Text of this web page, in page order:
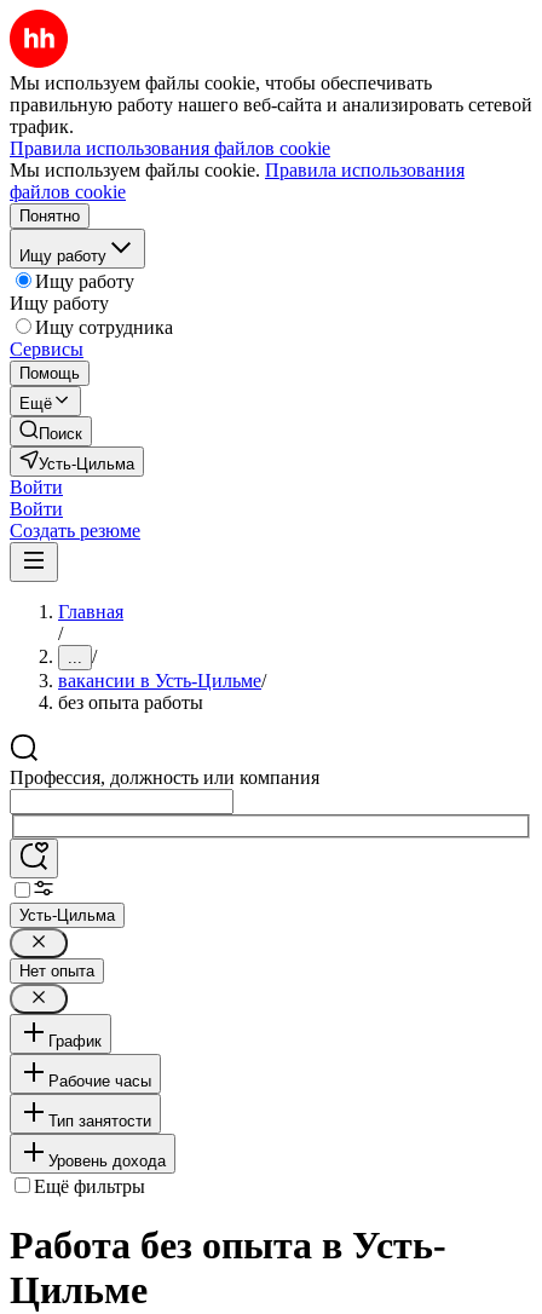
Мы используем файлы cookie, чтобы обеспечивать
правильную работу нашего веб-сайта и анализировать сетевой
трафик.
Правила использования файлов cookie
Мы используем файлы cookie. Правила использования
файлов cookie
Понятно
Ищу работу
Ищу работу
Ищу работу
Ищу сотрудника
Сервисы
Помощь
Ещё
Поиск
Усть-Цильма
Войти
Войти
Создать резюме
Главная
/
... /
вакансии в Усть-Цильме/
без опыта работы
Профессия, должность или компания
Усть-Цильма
Нет опыта
График
Рабочие часы
Тип занятости
Уровень дохода
Ещё фильтры
Работа без опыта в Усть-
Цильме